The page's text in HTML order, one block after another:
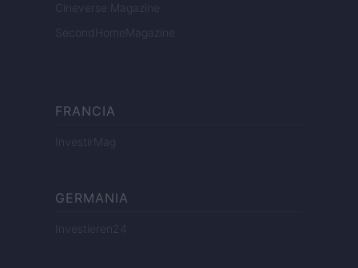
Cineverse Magazine
SecondHomeMagazine
FRANCIA
InvestirMag
GERMANIA
Investieren24